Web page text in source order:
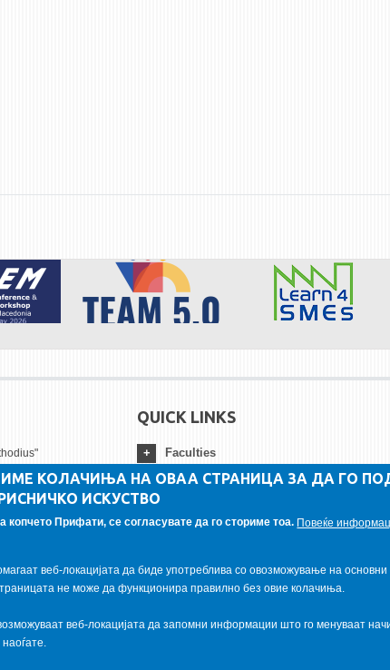
- Skopje
Macedonia
QUICK LINKS
Faculties
КОЛАЧИЊА НА ОВАА СТРАНИЦА ЗА ДА ГО
ИСКУСТВО
копчето Прифати, се согласувате да го сториме тоа. Повеќе
веб-локацијата да биде употреблива со овозможување на
не може да функционира правилно без овие колачиња.
веб-локацијата да запомни информации што го менуваат
наоѓате.